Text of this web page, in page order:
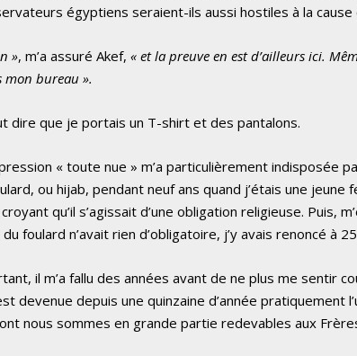
égyptiens seraient-ils aussi hostiles à la cause
», m’a assuré Akef,« et la preuve en est d’ailleurs ici.
mon bureau ».
dire que je portais un T-shirt et des pantalons.
« toute nue » m’a particulièrement indisposée
ou hijab, pendant neuf ans quand j’étais une jeune
qu’il s’agissait d’une obligation religieuse. Puis,
foulard n’avait rien d’obligatoire, j’y avais renoncé à
il m’a fallu des années avant de ne plus me sentir
devenue depuis une quinzaine d’année pratiquement
nous sommes en grande partie redevables aux